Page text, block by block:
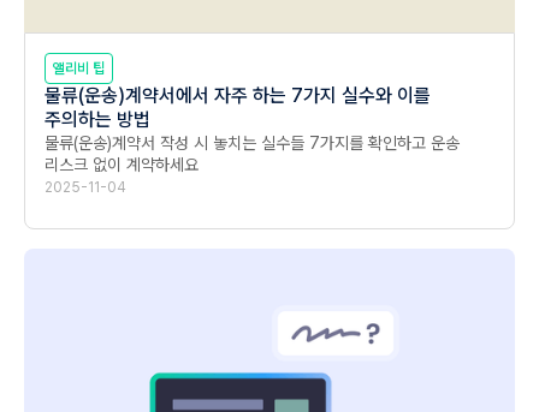
앨리비 팁
물류(운송)계약서에서 자주 하는 7가지 실수와 이를
주의하는 방법
물류(운송)계약서 작성 시 놓치는 실수들 7가지를 확인하고 운송
리스크 없이 계약하세요
2025-11-04